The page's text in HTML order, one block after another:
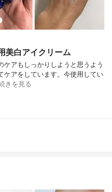
美白アイクリーム
ケアもしっかりしようと思うよう
ケアをしています。今使用してい
きを見る